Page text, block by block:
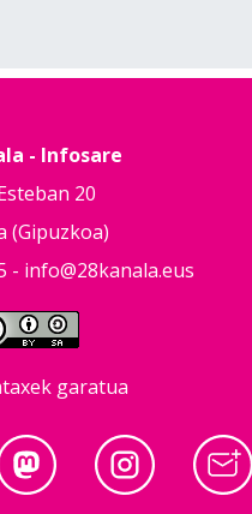
- Infosare
20
(Gipuzkoa)
- info@28kanala.eus
garatua